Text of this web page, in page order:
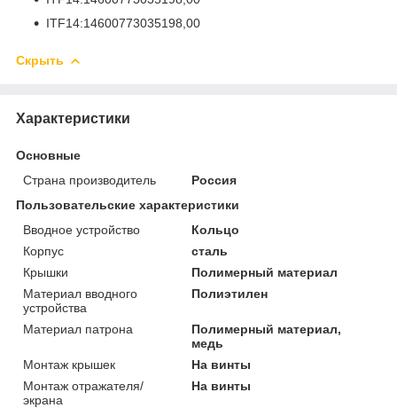
ITF14:14600773035198,00
Скрыть
Характеристики
Основные
Страна производитель
Россия
Пользовательские характеристики
Вводное устройство
Кольцо
Корпус
сталь
Крышки
Полимерный материал
Материал вводного
устройства
Полиэтилен
Материал патрона
Полимерный материал,
медь
Монтаж крышек
На винты
Монтаж отражателя/
экрана
На винты